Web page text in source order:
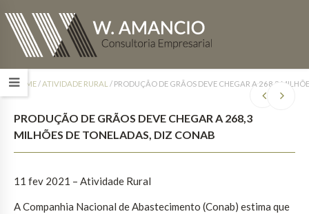
HOME/ATIVIDADE RURAL / PRODUÇÃO DE GRÃOS DEVE CHEGAR A 268,3
PRODUÇÃO DE GRÃOS DEVE CHEGAR A 268,3
MILHÕES DE TONELADAS, DIZ CONAB
11 fev 2021 – Atividade Rural
A Companhia Nacional de Abastecimento (Conab) estima que